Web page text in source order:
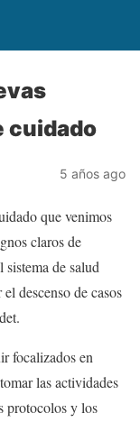
cuidado
5 años ago
que venimos
claros de
de salud
descenso de casos
focalizados en
las actividades
protocolos y los